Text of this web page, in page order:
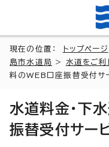
現在の位置： トップページ
島市水道局
> 水道をご利
料のWEB口座振替受付サ
水道料金・下
振替受付サー